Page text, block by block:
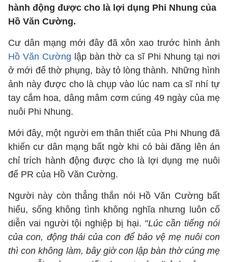
hành động được cho là lợi dụng Phi Nhung của
Hồ Văn Cường.
Cư dân mạng mới đây đã xôn xao trước hình ảnh
Hồ Văn Cường lập bàn thờ ca sĩ Phi Nhung tại nơi
ở mới để thờ phụng, bày tỏ lòng thành. Những hình
ảnh này được cho là chụp vào lúc nam ca sĩ nhí tự
tay cắm hoa, dâng mâm cơm cúng 49 ngày của mẹ
nuôi Phi Nhung.
Mới đây, một người em thân thiết của Phi Nhung đã
khiến cư dân mạng bất ngờ khi có bài đăng lên án
chỉ trích hành động được cho là lợi dụng mẹ nuôi
để PR của Hồ Văn Cường.
Người này còn thẳng thắn nói Hồ Văn Cường bất
hiếu, sống không tình không nghĩa nhưng luôn cố
diễn vai người tội nghiệp bị hại. "Lúc cần tiếng nói
của con, động thái của con để bảo vệ mẹ nuôi con
thì con không làm, bây giờ con lập bàn thờ cúng mẹ